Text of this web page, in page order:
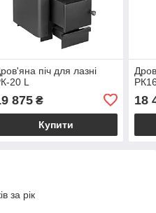
піч для лазні
20 L
875₴
Купити
18
за рік